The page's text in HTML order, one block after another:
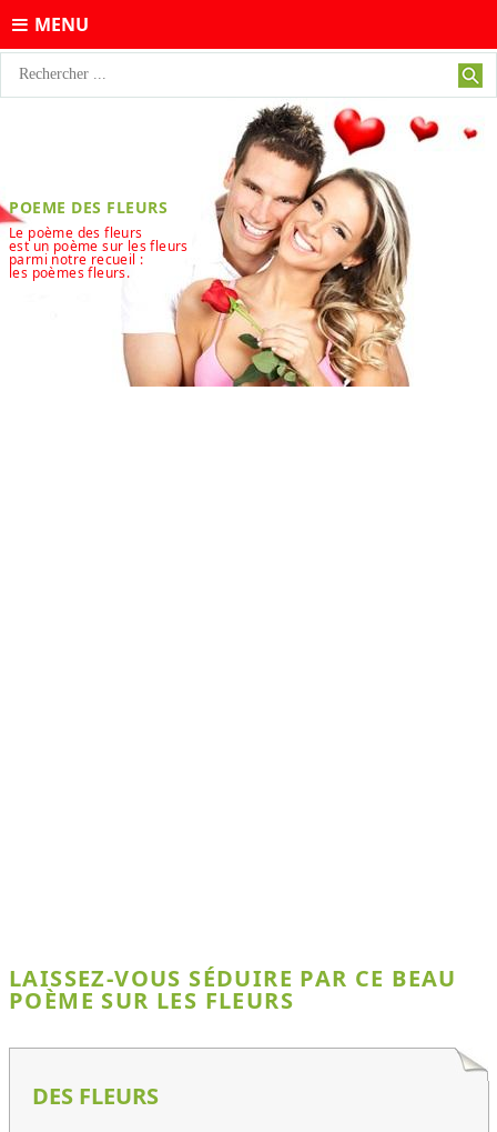
MENU
POEME DES FLEURS
Le poème des fleurs
est un poème sur les fleurs
parmi notre recueil :
les poèmes fleurs.
LAISSEZ-VOUS SÉDUIRE PAR CE BEAU
POÈME SUR LES FLEURS
DES FLEURS